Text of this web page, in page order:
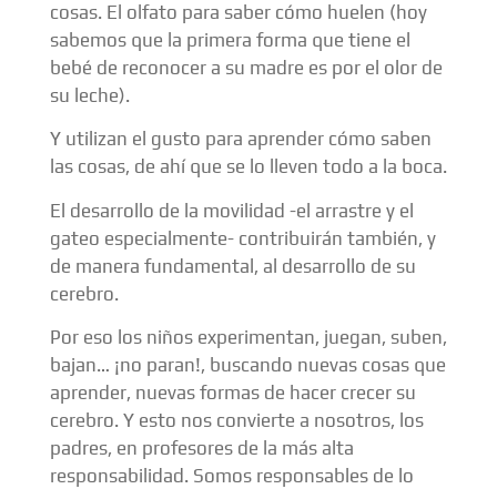
cosas. El olfato para saber cómo huelen (hoy
sabemos que la primera forma que tiene el
bebé de reconocer a su madre es por el olor de
su leche).
Y utilizan el gusto para aprender cómo saben
las cosas, de ahí que se lo lleven todo a la boca.
El desarrollo de la movilidad -el arrastre y el
gateo especialmente- contribuirán también, y
de manera fundamental, al desarrollo de su
cerebro.
Por eso los niños experimentan, juegan, suben,
bajan… ¡no paran!, buscando nuevas cosas que
aprender, nuevas formas de hacer crecer su
cerebro. Y esto nos convierte a nosotros, los
padres, en profesores de la más alta
responsabilidad. Somos responsables de lo